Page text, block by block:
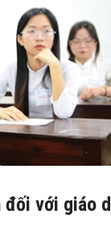
đối với giáo